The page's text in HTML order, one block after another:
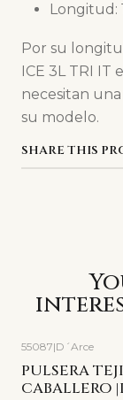
Longitud:
Por su
ICE 3L TRI IT
necesitan
su modelo.
SHARE THIS
55087|D´Arce
PULSERA
CABALLERO